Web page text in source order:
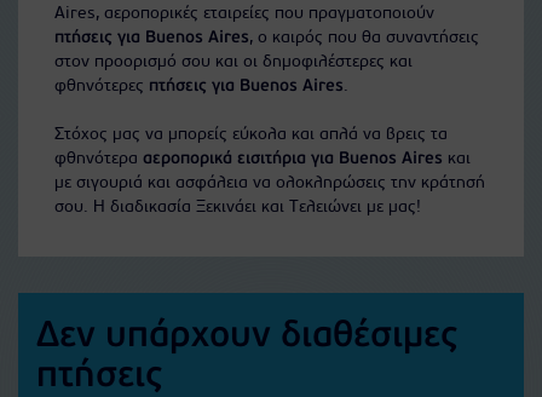
Aires, αεροπορικές εταιρείες που πραγματοποιούν
πτήσεις για Buenos Aires, ο καιρός που θα συναντήσεις
στον προορισμό σου και οι δημοφιλέστερες και
φθηνότερες πτήσεις για Buenos Aires.
Στόχος μας να μπορείς εύκολα και απλά να βρεις τα
φθηνότερα αεροπορικά εισιτήρια για Buenos Aires και
με σιγουριά και ασφάλεια να ολοκληρώσεις την κράτησή
σου. Η διαδικασία Ξεκινάει και Τελειώνει με μας!
Δεν υπάρχουν διαθέσιμες
πτήσεις